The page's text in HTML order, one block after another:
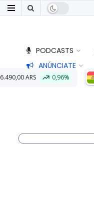
PODCASTS
ANÚNCIATE
BTC 785.087,72